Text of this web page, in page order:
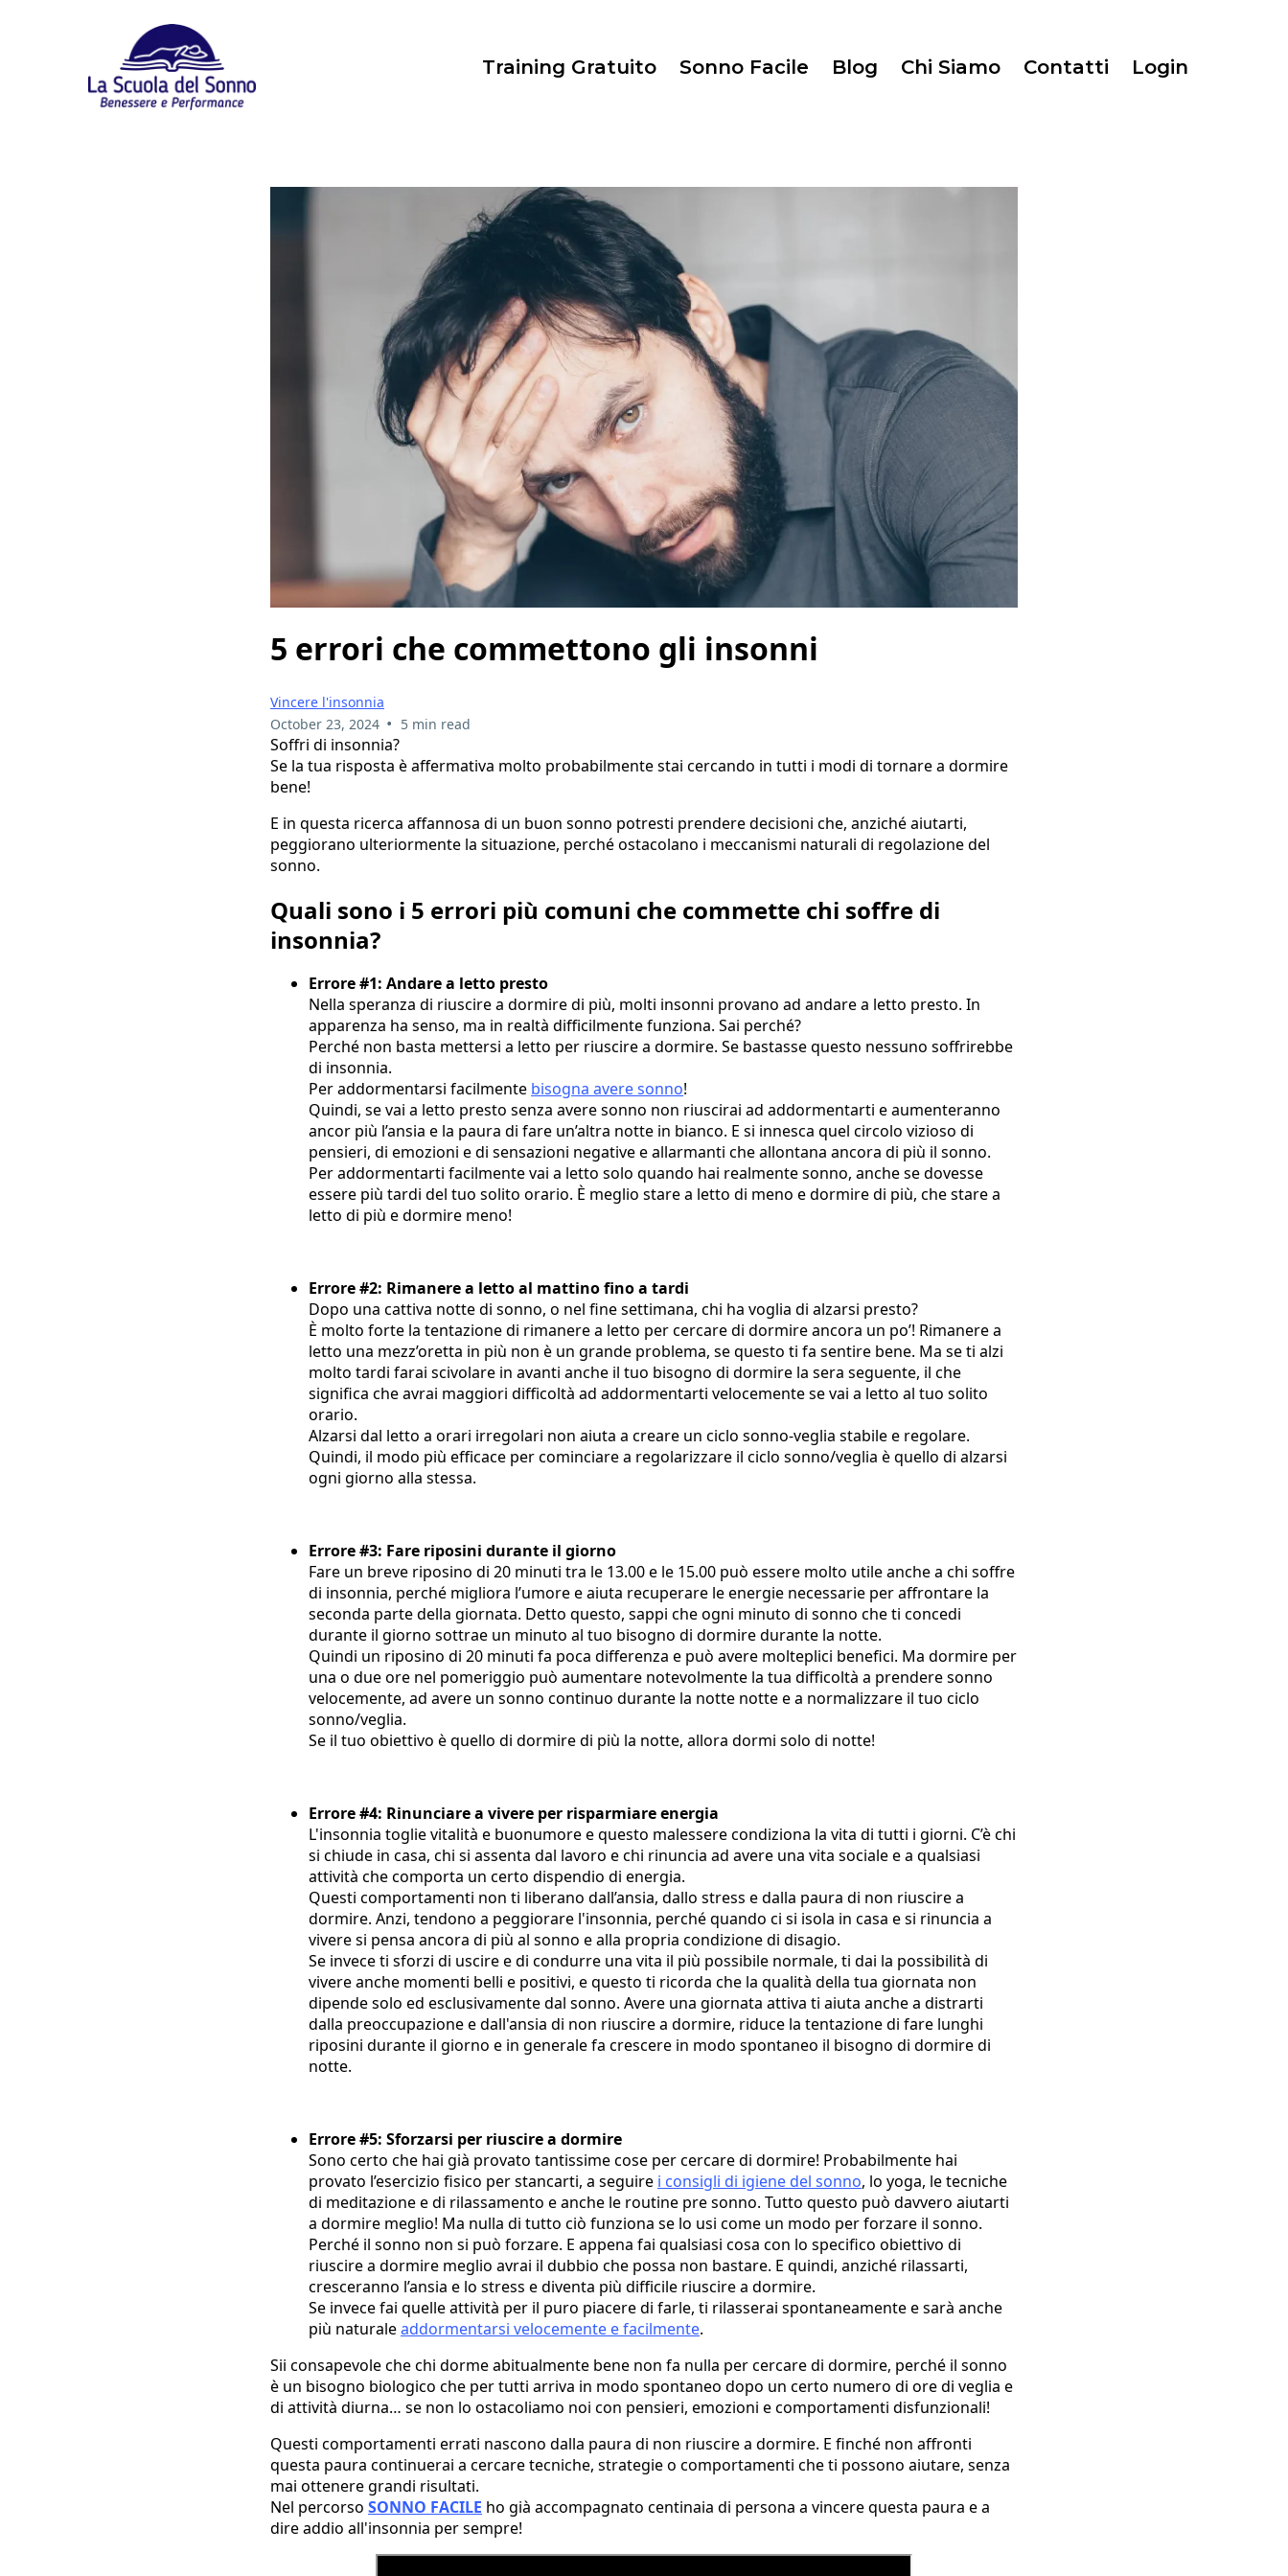
Training Gratuito Sonno Facile Blog Chi Siamo Contatti Login
5 errori che commettono gli insonni
Vincere l'insonnia
October 23, 2024 • 5 min read
Soffri di insonnia?
Se la tua risposta è affermativa molto probabilmente stai cercando in tutti i modi di tornare a dormire
bene!
E in questa ricerca affannosa di un buon sonno potresti prendere decisioni che, anziché aiutarti,
peggiorano ulteriormente la situazione, perché ostacolano i meccanismi naturali di regolazione del
sonno.
Quali sono i 5 errori più comuni che commette chi soffre di
insonnia?
Errore #1: Andare a letto presto
Nella speranza di riuscire a dormire di più, molti insonni provano ad andare a letto presto. In
apparenza ha senso, ma in realtà difficilmente funziona. Sai perché?
Perché non basta mettersi a letto per riuscire a dormire. Se bastasse questo nessuno soffrirebbe
di insonnia.
Per addormentarsi facilmente bisogna avere sonno!
Quindi, se vai a letto presto senza avere sonno non riuscirai ad addormentarti e aumenteranno
ancor più l’ansia e la paura di fare un’altra notte in bianco. E si innesca quel circolo vizioso di
pensieri, di emozioni e di sensazioni negative e allarmanti che allontana ancora di più il sonno.
Per addormentarti facilmente vai a letto solo quando hai realmente sonno, anche se dovesse
essere più tardi del tuo solito orario. È meglio stare a letto di meno e dormire di più, che stare a
letto di più e dormire meno!
Errore #2: Rimanere a letto al mattino fino a tardi
Dopo una cattiva notte di sonno, o nel fine settimana, chi ha voglia di alzarsi presto?
È molto forte la tentazione di rimanere a letto per cercare di dormire ancora un po’! Rimanere a
letto una mezz’oretta in più non è un grande problema, se questo ti fa sentire bene. Ma se ti alzi
molto tardi farai scivolare in avanti anche il tuo bisogno di dormire la sera seguente, il che
significa che avrai maggiori difficoltà ad addormentarti velocemente se vai a letto al tuo solito
orario.
Alzarsi dal letto a orari irregolari non aiuta a creare un ciclo sonno-veglia stabile e regolare.
Quindi, il modo più efficace per cominciare a regolarizzare il ciclo sonno/veglia è quello di alzarsi
ogni giorno alla stessa.
Errore #3: Fare riposini durante il giorno
Fare un breve riposino di 20 minuti tra le 13.00 e le 15.00 può essere molto utile anche a chi soffre
di insonnia, perché migliora l’umore e aiuta recuperare le energie necessarie per affrontare la
seconda parte della giornata. Detto questo, sappi che ogni minuto di sonno che ti concedi
durante il giorno sottrae un minuto al tuo bisogno di dormire durante la notte.
Quindi un riposino di 20 minuti fa poca differenza e può avere molteplici benefici. Ma dormire per
una o due ore nel pomeriggio può aumentare notevolmente la tua difficoltà a prendere sonno
velocemente, ad avere un sonno continuo durante la notte notte e a normalizzare il tuo ciclo
sonno/veglia.
Se il tuo obiettivo è quello di dormire di più la notte, allora dormi solo di notte!
Errore #4: Rinunciare a vivere per risparmiare energia
L'insonnia toglie vitalità e buonumore e questo malessere condiziona la vita di tutti i giorni. C’è chi
si chiude in casa, chi si assenta dal lavoro e chi rinuncia ad avere una vita sociale e a qualsiasi
attività che comporta un certo dispendio di energia.
Questi comportamenti non ti liberano dall’ansia, dallo stress e dalla paura di non riuscire a
dormire. Anzi, tendono a peggiorare l'insonnia, perché quando ci si isola in casa e si rinuncia a
vivere si pensa ancora di più al sonno e alla propria condizione di disagio.
Se invece ti sforzi di uscire e di condurre una vita il più possibile normale, ti dai la possibilità di
vivere anche momenti belli e positivi, e questo ti ricorda che la qualità della tua giornata non
dipende solo ed esclusivamente dal sonno. Avere una giornata attiva ti aiuta anche a distrarti
dalla preoccupazione e dall'ansia di non riuscire a dormire, riduce la tentazione di fare lunghi
riposini durante il giorno e in generale fa crescere in modo spontaneo il bisogno di dormire di
notte.
Errore #5: Sforzarsi per riuscire a dormire
Sono certo che hai già provato tantissime cose per cercare di dormire! Probabilmente hai
provato l’esercizio fisico per stancarti, a seguire i consigli di igiene del sonno, lo yoga, le tecniche
di meditazione e di rilassamento e anche le routine pre sonno. Tutto questo può davvero aiutarti
a dormire meglio! Ma nulla di tutto ciò funziona se lo usi come un modo per forzare il sonno.
Perché il sonno non si può forzare. E appena fai qualsiasi cosa con lo specifico obiettivo di
riuscire a dormire meglio avrai il dubbio che possa non bastare. E quindi, anziché rilassarti,
cresceranno l’ansia e lo stress e diventa più difficile riuscire a dormire.
Se invece fai quelle attività per il puro piacere di farle, ti rilasserai spontaneamente e sarà anche
più naturaleaddormentarsi velocemente e facilmente.
Sii consapevole che chi dorme abitualmente bene non fa nulla per cercare di dormire, perché il sonno
è un bisogno biologico che per tutti arriva in modo spontaneo dopo un certo numero di ore di veglia e
di attività diurna… se non lo ostacoliamo noi con pensieri, emozioni e comportamenti disfunzionali!
Questi comportamenti errati nascono dalla paura di non riuscire a dormire. E finché non affronti
questa paura continuerai a cercare tecniche, strategie o comportamenti che ti possono aiutare, senza
mai ottenere grandi risultati.
Nel percorso SONNO FACILE ho già accompagnato centinaia di persona a vincere questa paura e a
dire addio all'insonnia per sempre!